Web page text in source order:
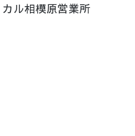
ル相模原営業所